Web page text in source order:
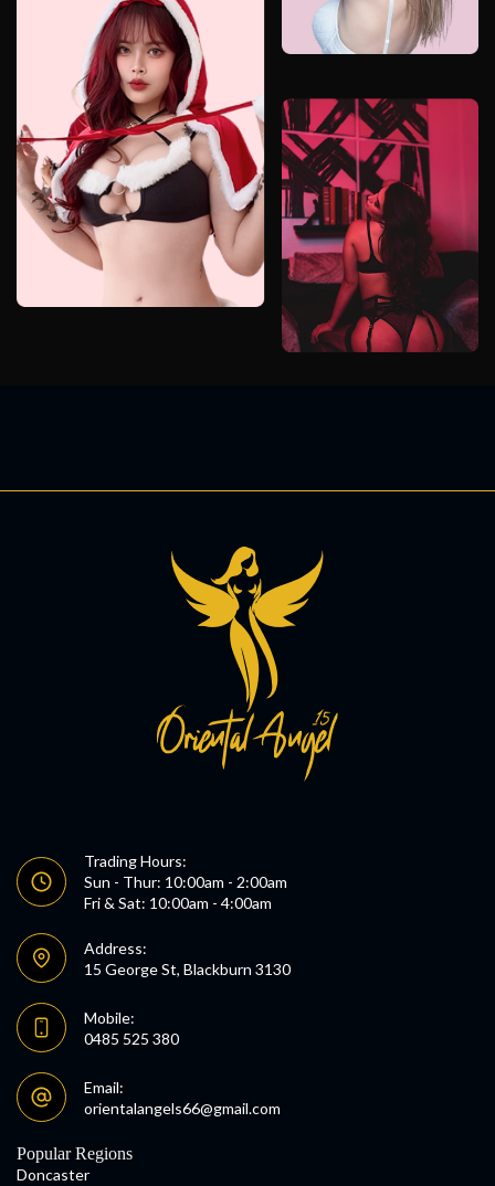
Trading Hours:
Sun - Thur: 10:00am - 2:00am
Fri & Sat: 10:00am - 4:00am
Address:
15 George St, Blackburn 3130
Mobile:
0485 525 380
Email:
orientalangels66@gmail.com
Popular Regions
Doncaster